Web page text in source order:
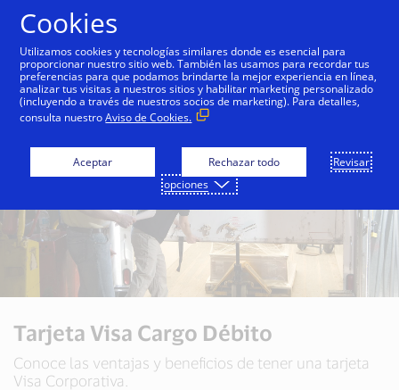
Tarjeta Visa Cargo Débito
Conoce las ventajas y beneficios de tener una tarjeta
Visa Corporativa.
Cookies
Utilizamos cookies y tecnologías similares donde es esencial para
proporcionar nuestro sitio web. También las usamos para recordar tus
preferencias para que podamos brindarte la mejor experiencia en línea,
analizar tus visitas a nuestros sitios y habilitar marketing personalizado
(incluyendo a través de nuestros socios de marketing). Para detalles,
consulta nuestroAviso de Cookies.
Aceptar Rechazar todo
Revisar
opciones